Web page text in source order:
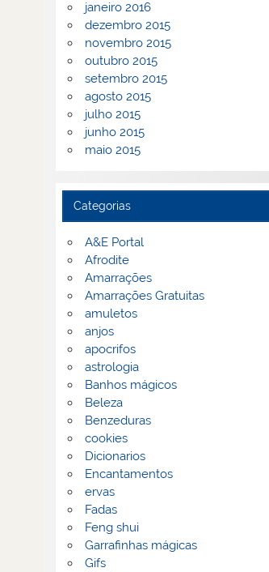
janeiro 2016
dezembro 2015
novembro 2015
outubro 2015
setembro 2015
agosto 2015
julho 2015
junho 2015
maio 2015
Categorias
A&E Portal
Afrodite
Amarrações
Amarrações Gratuitas
amuletos
anjos
apocrifos
astrologia
Banhos mágicos
Beleza
Benzeduras
cookies
Dicionarios
Encantamentos
ervas
Fadas
Feng shui
Garrafinhas mágicas
Gifs